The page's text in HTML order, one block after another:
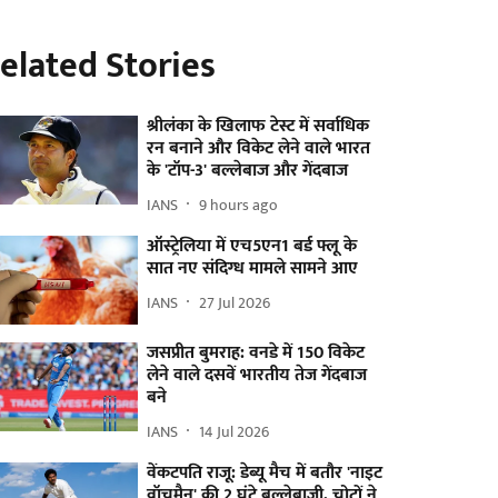
Stories
श्रीलंका के खिलाफ टेस्ट में सर्वाधिक
रन बनाने और विकेट लेने वाले भारत
के 'टॉप-3' बल्लेबाज और गेंदबाज
IANS 9 hours ago
ऑस्ट्रेलिया में एच5एन1 बर्ड फ्लू के
सात नए संदिग्ध मामले सामने आए
IANS 27 Jul 2026
जसप्रीत बुमराह: वनडे में 150 विकेट
लेने वाले दसवें भारतीय तेज गेंदबाज
बने
IANS 14 Jul 2026
वेंकटपति राजू: डेब्यू मैच में बतौर 'नाइट